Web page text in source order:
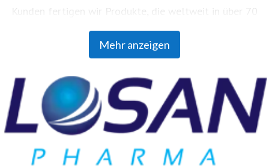
Mehr anzeigen
Kunden fertigen wir Produkte, die weltweit in über 70
Ländern vertrieben werden. Mit unserer Auftragsanalytik
unterstützen wir Pharmaunternehmen jeder Größe bei
hin zur Methodenentwicklung und -validierung.